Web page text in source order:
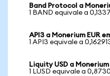
Band Protocol a
1 BAND equivale a
API3 a Monerium EUR
1 API3 equivale a
Liquity USD a Monerium
1 LUSD equivale a